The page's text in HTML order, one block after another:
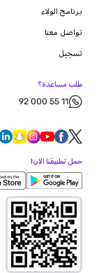
برنامج الولاء
تواصل معنا
تسجيل
طلب مساعدة؟
92 000 55 11
حمل تطبيقنا الآن!